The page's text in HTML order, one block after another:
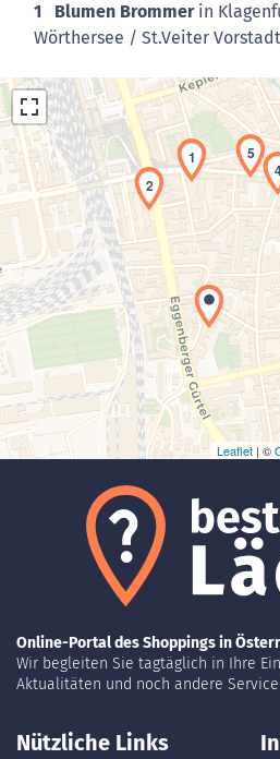
1 Blumen Brommerin
Wörthersee / St.Veiter Vorstadt
Laden der
1
2
5
Leaflet | ©
Online-Portal des Shoppings in
Wir begleiten Sie tagtäglich in Ihre
Aktualitäten und noch andere
Nützliche Links